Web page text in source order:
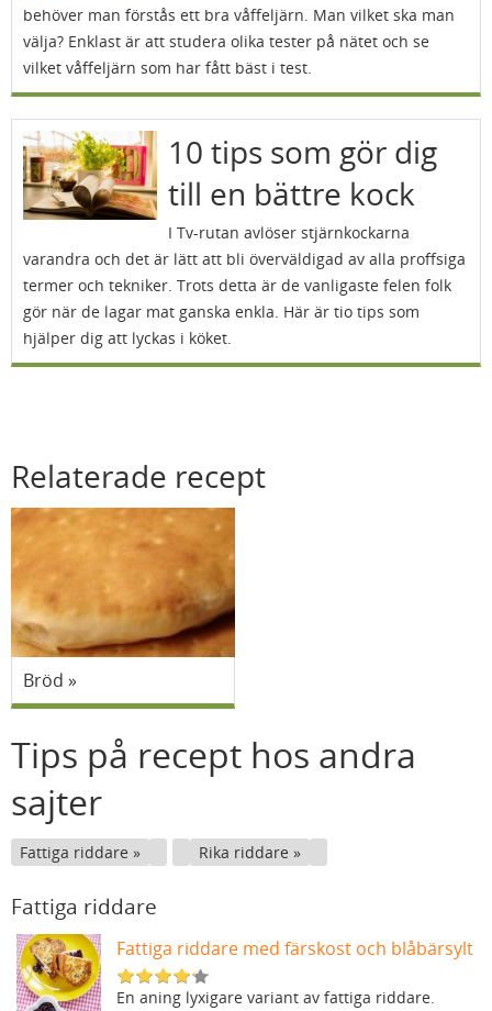
behöver man förstås ett bra våffeljärn. Man vilket ska man
välja? Enklast är att studera olika tester på nätet och se
vilket våffeljärn som har fått bäst i test.
10 tips som gör dig
till en bättre kock
I Tv-rutan avlöser stjärnkockarna
varandra och det är lätt att bli överväldigad av alla proffsiga
termer och tekniker. Trots detta är de vanligaste felen folk
gör när de lagar mat ganska enkla. Här är tio tips som
hjälper dig att lyckas i köket.
Relaterade recept
Bröd
Tips på recept hos andra
sajter
Fattiga riddare Rika riddare
Fattiga riddare
Fattiga riddare med färskost och blåbärsylt
En aning lyxigare variant av fattiga riddare.